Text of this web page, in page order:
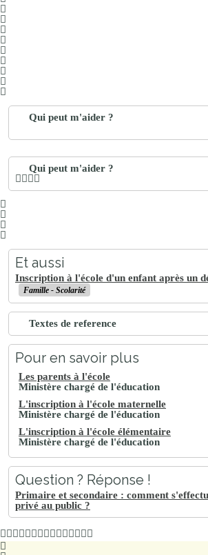
Qui peut m'aider ?
Qui peut m'aider ?
Et aussi
Inscription à l'école d'un enfant après un
Famille - Scolarité
Textes de reference
Pour en savoir plus
Les parents à l'école
Ministère chargé de l'éducation
L'inscription à l'école maternelle
Ministère chargé de l'éducation
L'inscription à l'école élémentaire
Ministère chargé de l'éducation
Question ? Réponse !
Primaire et secondaire : comment
privé au public ?